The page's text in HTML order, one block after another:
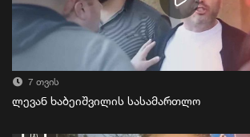
7 თვის
ლევან ხაბეიშვილის სასამართლო